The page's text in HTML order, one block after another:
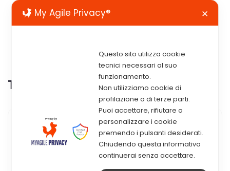
Tag:
27 Luglio 2023
INAD E PEC: Sicurezza,
My Agile Privacy® ✕
Questo sito utilizza cookie
tecnici necessari al suo
funzionamento.
Non utilizziamo cookie di
profilazione o di terze parti.
Puoi accettare, rifiutare o
personalizzare i cookie
premendo i pulsanti desiderati.
Chiudendo questa informativa
continuerai senza accettare.